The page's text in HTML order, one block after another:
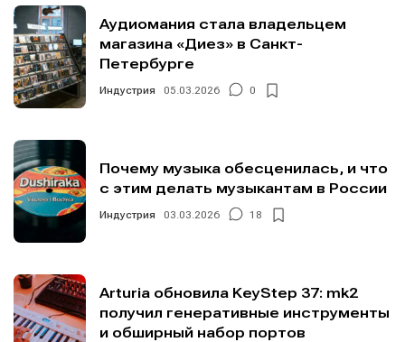
Аудиомания стала владельцем
магазина «Диез» в Санкт-
Петербурге
Индустрия 05.03.2026 0
Почему музыка обесценилась, и что
с этим делать музыкантам в России
Индустрия 03.03.2026 18
Arturia обновила KeyStep 37: mk2
получил генеративные инструменты
и обширный набор портов